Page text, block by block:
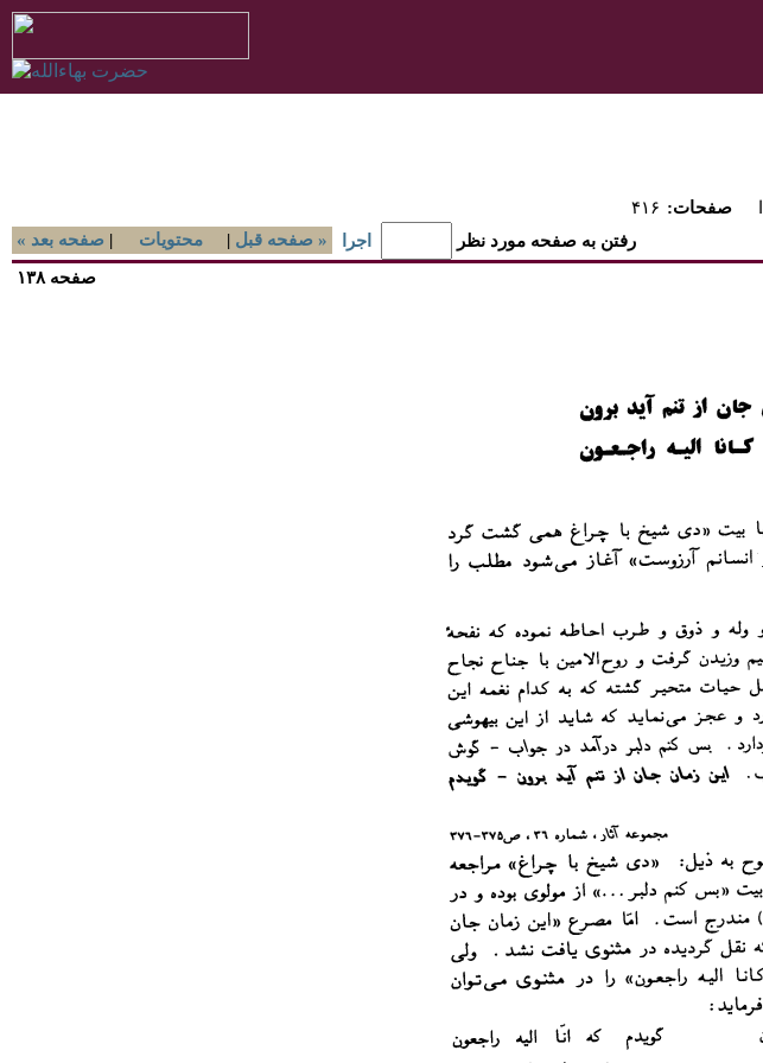
۴۱۶ :صفحات
« صفحه بعد | محتويات | صفحه قبل » رفتن به صفحه مورد نظر
اجرا